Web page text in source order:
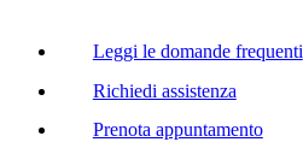
Leggi le domande frequenti
Richiedi assistenza
Prenota appuntamento